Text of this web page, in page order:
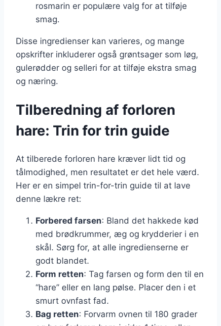
rosmarin er populære valg for at tilføje
smag.
Disse ingredienser kan varieres, og mange
opskrifter inkluderer også grøntsager som løg,
gulerødder og selleri for at tilføje ekstra smag
og næring.
Tilberedning af forloren
hare: Trin for trin guide
At tilberede forloren hare kræver lidt tid og
tålmodighed, men resultatet er det hele værd.
Her er en simpel trin-for-trin guide til at lave
denne lækre ret:
Forbered farsen: Bland det hakkede kød
med brødkrummer, æg og krydderier i en
skål. Sørg for, at alle ingredienserne er
godt blandet.
Form retten: Tag farsen og form den til en
“hare” eller en lang pølse. Placer den i et
smurt ovnfast fad.
Bag retten: Forvarm ovnen til 180 grader